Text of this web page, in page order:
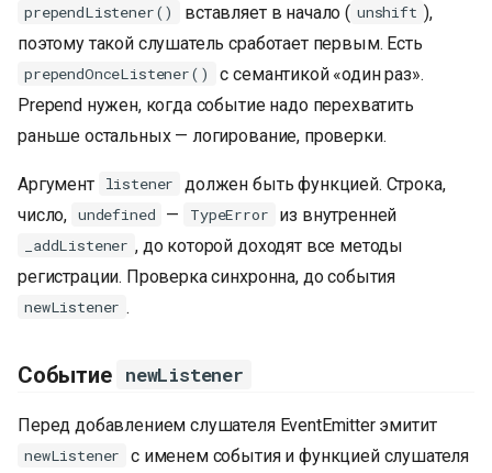
prependListener() вставляет в начало ( unshift ),
поэтому такой слушатель сработает первым. Есть
prependOnceListener()
с семантикой «один раз».
Prepend нужен, когда событие надо перехватить
раньше остальных — логирование, проверки.
Аргумент listener
должен быть функцией. Строка,
число, undefined — TypeError из внутренней
_addListener , до которой доходят все методы
регистрации. Проверка синхронна, до события
newListener .
Событие newListener
Перед добавлением слушателя EventEmitter эмитит
newListener
с именем события и функцией слушателя